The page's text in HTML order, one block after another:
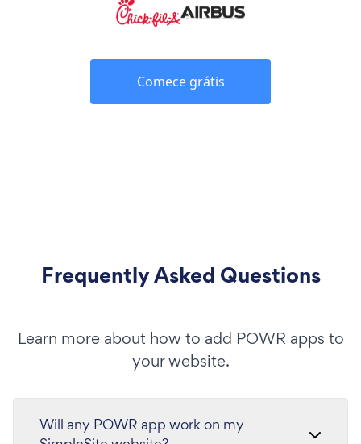
Comece grátis
Frequently Asked Questions
Learn more about how to add POWR apps to
your website.
Will any POWR app work on my